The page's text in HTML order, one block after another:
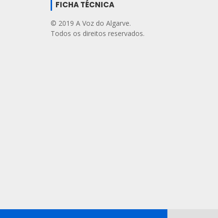
FICHA TÉCNICA
© 2019 A Voz do Algarve.
Todos os direitos reservados.